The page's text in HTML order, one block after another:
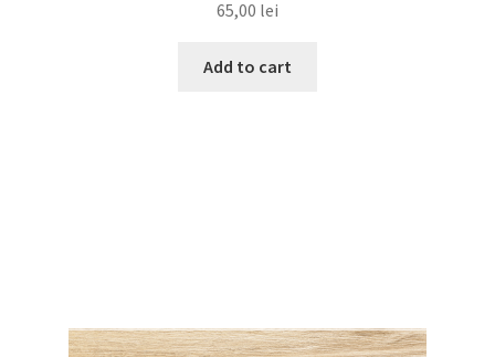
65,00 lei
Add to cart